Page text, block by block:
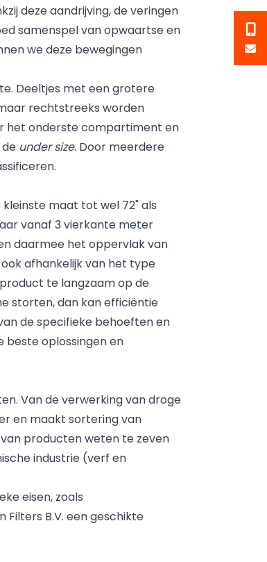
deze aandrijving, de veringen
samenspel van opwaartse en
we deze bewegingen
Deeltjes met een grotere
rechtstreeks worden
het onderste compartiment en
under size. Door meerdere
maat tot wel 72" als
vanaf 3 vierkante meter
daarmee het oppervlak van
afhankelijk van het type
te langzaam op de
storten, dan kan efficiëntie
de specifieke behoeften en
beste oplossingen en
Van de verwerking van droge
en maakt sortering van
producten weten te zeven
industrie (verf en
eisen, zoals
B.V. een geschikte